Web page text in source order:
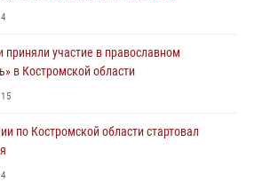
их семьи приняли участие в богослужении
сигналов отработали костромские
послевоенный опыт войск
4
приняли участие в православном
в Костромской области
15
по Костромской области стартовал
4